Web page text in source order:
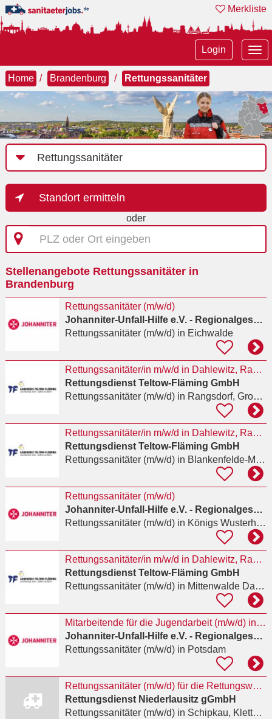
Merkliste
Login
Home Brandenburg Rettungssanitäter
Job-
Kategorie
Standort ermitteln
oder
PLZ
oder
eingeben
Stellenangebote Rettungssanitäter in
Brandenburg
Rettungssanitäter (m/w/d)
Johanniter-Unfall-Hilfe e.V. - Regionalgeschäftsstelle Berlin
Rettungssanitäter (m/w/d)in Eichwalde
Rettungssanitäter/in m/w/d in Dahlewitz, Rangsdorf und Zossen gesucht
Rettungsdienst Teltow-Fläming GmbH
Rettungssanitäter (m/w/d)in Rangsdorf, Groß Machnow
Rettungssanitäter/in m/w/d in Dahlewitz, Rangsdorf und Zossen gesucht
Rettungsdienst Teltow-Fläming GmbH
Rettungssanitäter (m/w/d)in Blankenfelde-Mahlow
Rettungssanitäter (m/w/d)
Johanniter-Unfall-Hilfe e.V. - Regionalgeschäftsstelle Berlin
Rettungssanitäter (m/w/d)in Königs Wusterhausen
Rettungssanitäter/in m/w/d in Dahlewitz, Rangsdorf und Zossen gesucht
Rettungsdienst Teltow-Fläming GmbH
Rettungssanitäter (m/w/d)in Mittenwalde Dahme-Spreewald
Mitarbeitende für die Jugendarbeit (m/w/d) in Voll- oder Teilzeit
Johanniter-Unfall-Hilfe e.V. - Regionalgeschäftsstelle Berlin
Rettungssanitäter (m/w/d)in Potsdam
Rettungssanitäter (m/w/d) für die Rettungswache Großräschen
Rettungsdienst Niederlausitz gGmbH
Rettungssanitäter (m/w/d)in Schipkau, Klettwitz